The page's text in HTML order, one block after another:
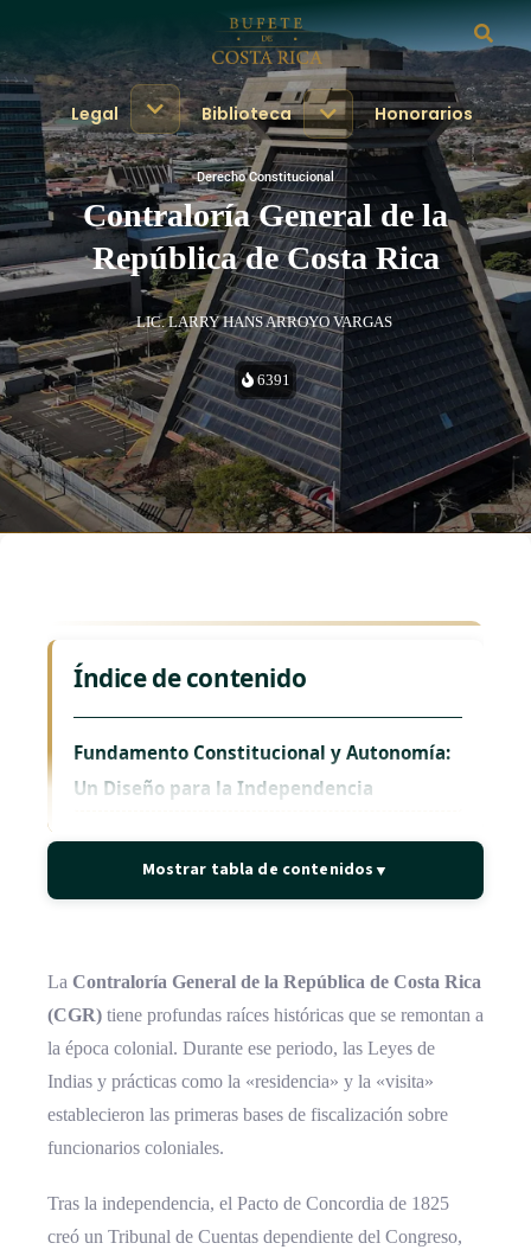
Legal Biblioteca Honorarios
Derecho Constitucional
Contraloría General de la
República de Costa Rica
LIC. LARRY HANS ARROYO VARGAS
6391
Índice de contenido
Fundamento Constitucional y Autonomía:
Un Diseño para la Independencia
Estructura Organizativa: Jerarquía y
Especialización Técnica
Integral de los Fondos Públicos
Poderes del Estado: Un Equilibrio
Institucional
Lucha Anticorrupción: Guardianes del
Patrimonio Público
Mostrar tabla de contenidos▼
La Contraloría General de la República de Costa Rica
(CGR) tiene profundas raíces históricas que se remontan a
la época colonial. Durante ese periodo, las Leyes de
Indias y prácticas como la «residencia» y la «visita»
establecieron las primeras bases de fiscalización sobre
funcionarios coloniales.
Tras la independencia, el Pacto de Concordia de 1825
creó un Tribunal de Cuentas dependiente del Congreso,